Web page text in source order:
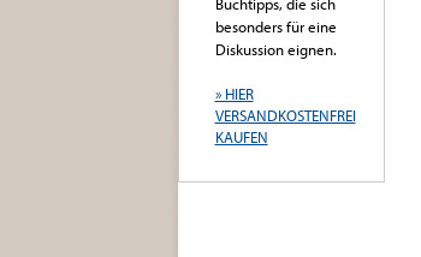
besonders für eine
Diskussion eignen.
» HIER
VERSANDKOSTENFREI
KAUFEN